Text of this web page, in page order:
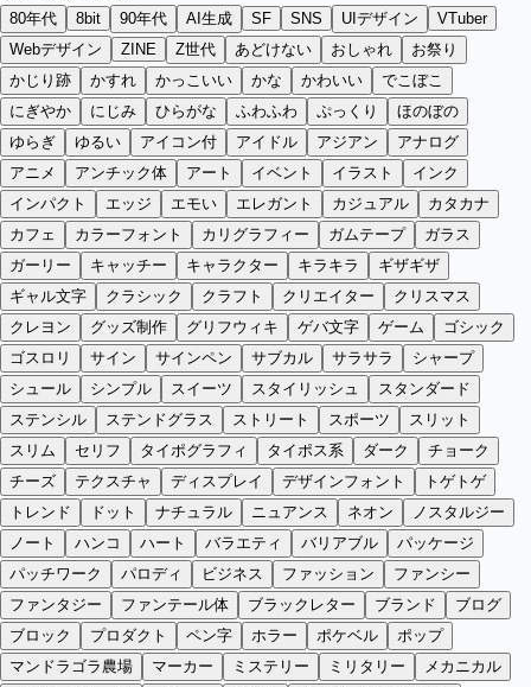
80年代 8bit 90年代 AI生成 SF SNS UIデザイン
VTuber
Webデザイン
ZINE Z世代 あどけない おしゃれ
お祭り
かじり跡
かすれ かっこいい かな かわいい
でこぼこ
にぎやか
にじみ ひらがな ふわふわ ぷっくり
ほのぼの
ゆらぎ
ゆるい アイコン付 アイドル アジアン
アナログ
アニメ
アンチック体 アート イベント イラスト
インク
インパクト
エッジ エモい エレガント カジュアル
カタカナ
カフェ
カラーフォント カリグラフィー ガムテープ
ガラス
ガーリー
キャッチー キャラクター キラキラ
ギザギザ
ギャル文字
クラシック クラフト クリエイター
クリスマス
クレヨン
グッズ制作 グリフウィキ ゲバ文字 ゲーム
ゴシック
ゴスロリ
サイン サインペン サブカル サラサラ
シャープ
シュール
シンプル スイーツ スタイリッシュ
スタンダード
ステンシル
ステンドグラス ストリート スポーツ
スリット
スリム
セリフ タイポグラフィ タイポス系 ダーク
チョーク
チーズ
テクスチャ ディスプレイ デザインフォント
トゲトゲ
トレンド
ドット ナチュラル ニュアンス ネオン
ノスタルジー
ノート
ハンコ ハート バラエティ バリアブル
パッケージ
パッチワーク
パロディ ビジネス ファッション
ファンシー
ファンタジー
ファンテール体 ブラックレター ブランド
ブログ
ブロック
プロダクト ペン字 ホラー ポケベル
ポップ
マンドラゴラ農場
マーカー ミステリー ミリタリー
メカニカル